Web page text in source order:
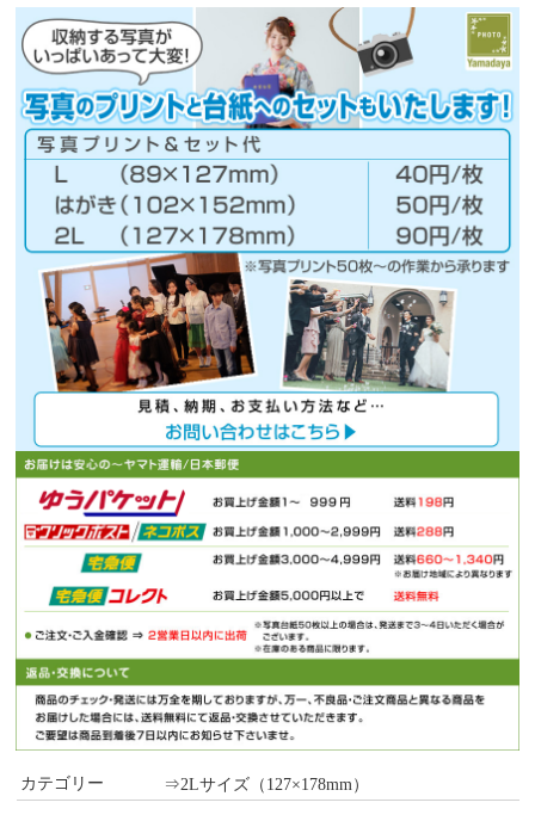
カテゴリー ⇒2Lサイズ（127×178mm）